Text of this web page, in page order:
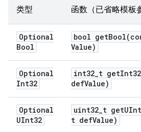
类型 函数（已省略模板
Optional
Bool
bool getBool(
Value)
Optional
Int32
int32_t
defValue)
Optional
UInt32
uint32_t
t defValue)